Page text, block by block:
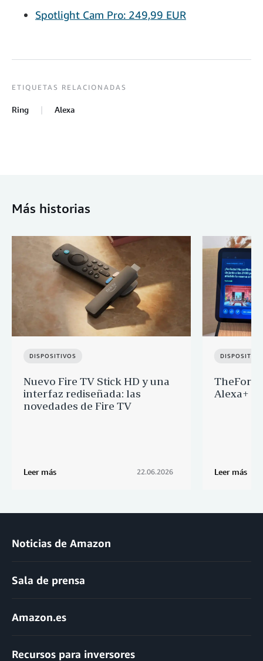
Spotlight Cam Pro: 249,99 EUR
ETIQUETAS RELACIONADAS
Ring Alexa
Más historias
DISPOSITIVOS
Nuevo Fire TV Stick HD y una
interfaz rediseñada: las
novedades de Fire TV
Leer más 22.06.2026
TheFork
Alexa+
Leer más
Noticias de Amazon
Sala de prensa
Amazon.es
Recursos para inversores